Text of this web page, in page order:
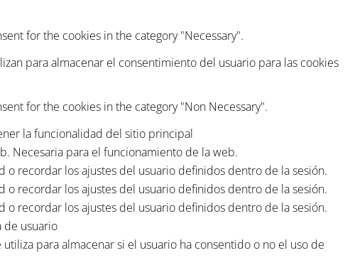
for the cookies in the category "Necessary".
para almacenar el consentimiento del usuario para las cookies
for the cookies in the category "Non Necessary".
la funcionalidad del sitio principal
Necesaria para el funcionamiento de la web.
recordar los ajustes del usuario definidos dentro de la sesión.
recordar los ajustes del usuario definidos dentro de la sesión.
recordar los ajustes del usuario definidos dentro de la sesión.
de usuario
para almacenar si el usuario ha consentido o no el uso de